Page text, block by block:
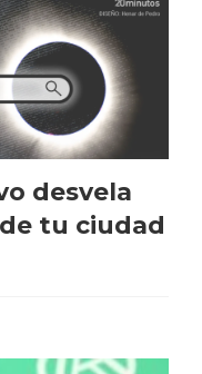
desvela
tu ciudad